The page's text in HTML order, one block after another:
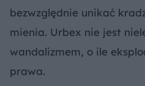
bezwzględnie unikać
mienia. Urbex nie jest
wandalizmem, o ile
prawa.